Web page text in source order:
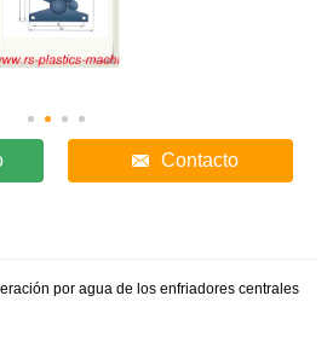
Contacto
por agua de los enfriadores centrales